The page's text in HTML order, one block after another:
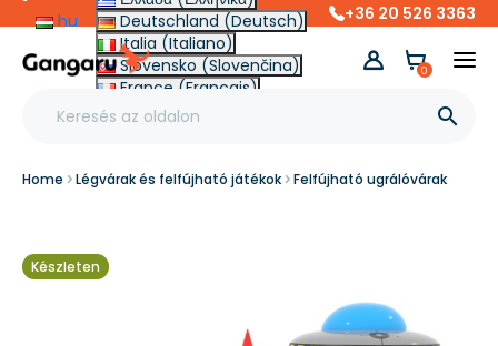
hu
Deutschland (Deutsch)
Italia (Italiano)
Slovensko (Slovenčina)
France (Français)
Other (English €)
+36 20 526 3363

0
Home Légvárak és felfújható játékok Felfújható ugrálóvárak
Készleten